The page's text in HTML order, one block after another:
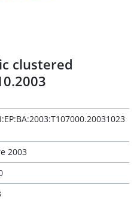
clustered
2003